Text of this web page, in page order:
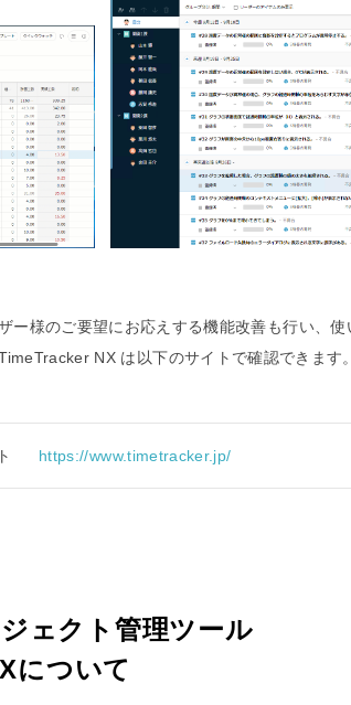
ー様のご要望にお応えする機能改善も行い、使
NX は以下のサイトで確認できます。
https://www.timetracker.jp/
ェクト管理ツール
について